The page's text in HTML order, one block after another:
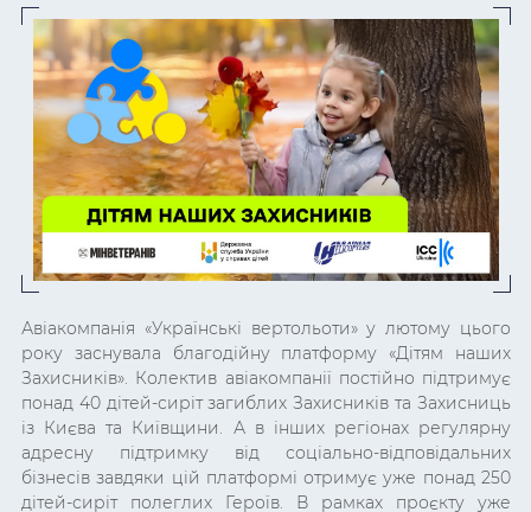
Авіакомпанія «Українські вертольоти» у лютому цього
року заснувала благодійну платформу «Дітям наших
Захисників». Колектив авіакомпанії постійно підтримує
понад 40 дітей-сиріт загиблих Захисників та Захисниць
із Києва та Київщини. А в інших регіонах регулярну
адресну підтримку від соціально-відповідальних
бізнесів завдяки цій платформі отримує уже понад 250
дітей-сиріт полеглих Героїв. В рамках проєкту уже